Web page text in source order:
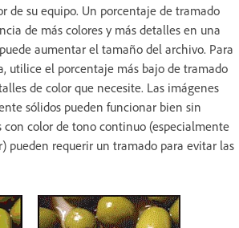
de su equipo. Un porcentaje de tramado
de más colores y más detalles en una
aumentar el tamaño del archivo. Para
utilice el porcentaje más bajo de tramado
de color que necesite. Las imágenes
sólidos pueden funcionar bien sin
con color de tono continuo (especialmente
pueden requerir un tramado para evitar las